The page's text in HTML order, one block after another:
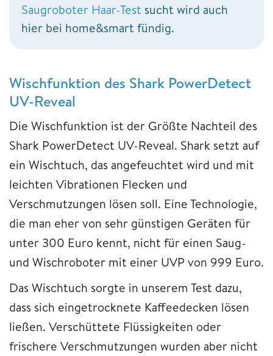
Saugroboter Haar-Test sucht wird auch
hier bei home&smart fündig.
Wischfunktion des Shark PowerDetect
UV-Reveal
Die Wischfunktion ist der Größte Nachteil des
Shark PowerDetect UV-Reveal. Shark setzt auf
ein Wischtuch, das angefeuchtet wird und mit
leichten Vibrationen Flecken und
Verschmutzungen lösen soll. Eine Technologie,
die man eher von sehr günstigen Geräten für
unter 300 Euro kennt, nicht für einen Saug-
und Wischroboter mit einer UVP von 999 Euro.
Das Wischtuch sorgte in unserem Test dazu,
dass sich eingetrocknete Kaffeedecken lösen
ließen. Verschüttete Flüssigkeiten oder
frischere Verschmutzungen wurden aber nicht